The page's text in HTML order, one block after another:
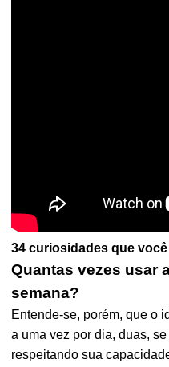
34 curiosidades que
Quantas vezes usar
semana?
Entende-se, porém, que o
a uma vez por dia, duas,
respeitando sua